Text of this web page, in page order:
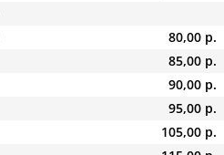
80,00 р.
85,00 р.
90,00 р.
95,00 р.
105,00 р.